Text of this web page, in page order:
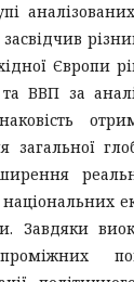
Європи
та ВВП за
загальної
Завдяки